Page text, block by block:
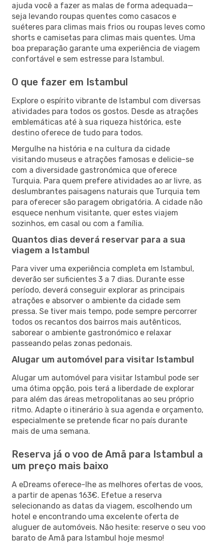
ajuda você a fazer as malas de forma adequada—
seja levando roupas quentes como casacos e
suéteres para climas mais frios ou roupas leves como
shorts e camisetas para climas mais quentes. Uma
boa preparação garante uma experiência de viagem
confortável e sem estresse para Istambul.
O que fazer em Istambul
Explore o espírito vibrante de Istambul com diversas
atividades para todos os gostos. Desde as atrações
emblemáticas até à sua riqueza histórica, este
destino oferece de tudo para todos.
Mergulhe na história e na cultura da cidade
visitando museus e atrações famosas e delicie-se
com a diversidade gastronómica que oferece
Turquia. Para quem prefere atividades ao ar livre, as
deslumbrantes paisagens naturais que Turquia tem
para oferecer são paragem obrigatória. A cidade não
esquece nenhum visitante, quer estes viajem
sozinhos, em casal ou com a família.
Quantos dias deverá reservar para a sua
viagem a Istambul
Para viver uma experiência completa em Istambul,
deverão ser suficientes 3 a 7 dias. Durante esse
período, deverá conseguir explorar as principais
atrações e absorver o ambiente da cidade sem
pressa. Se tiver mais tempo, pode sempre percorrer
todos os recantos dos bairros mais autênticos,
saborear o ambiente gastronómico e relaxar
passeando pelas zonas pedonais.
Alugar um automóvel para visitar Istambul
Alugar um automóvel para visitar Istambul pode ser
uma ótima opção, pois terá a liberdade de explorar
para além das áreas metropolitanas ao seu próprio
ritmo. Adapte o itinerário à sua agenda e orçamento,
especialmente se pretende ficar no país durante
mais de uma semana.
Reserva já o voo de Amã para Istambul a
um preço mais baixo
A eDreams oferece-lhe as melhores ofertas de voos,
a partir de apenas 163€. Efetue a reserva
selecionando as datas da viagem, escolhendo um
hotel e encontrando uma excelente oferta de
aluguer de automóveis. Não hesite: reserve o seu voo
barato de Amã para Istambul hoje mesmo!